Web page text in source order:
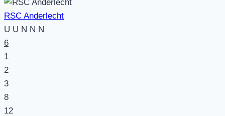
RSC Anderlecht
U U N N N
6
1
2
3
8
12